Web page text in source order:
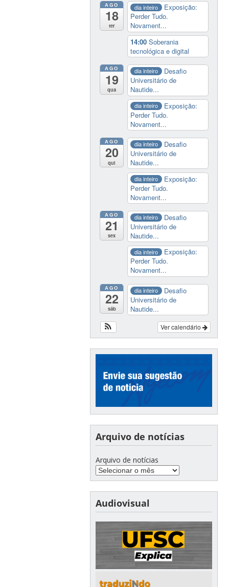
AGO
18
ter
dia inteiro
Exposição:
Perder Tudo.
Novament...
14:00Soberania
tecnológica e digital
AGO
19
qua
dia inteiro
Desafio
Universitário de
Nautide...
dia inteiro
Exposição:
Perder Tudo.
Novament...
AGO
20
qui
dia inteiro
Desafio
Universitário de
Nautide...
dia inteiro
Exposição:
Perder Tudo.
Novament...
AGO
21
sex
dia inteiro
Desafio
Universitário de
Nautide...
dia inteiro
Exposição:
Perder Tudo.
Novament...
AGO
22
sáb
dia inteiro
Desafio
Universitário de
Nautide...
Ver calendário
Arquivo de notícias
Arquivo de notícias
Audiovisual